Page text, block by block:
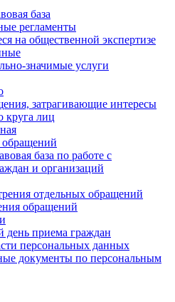
база
регламенты
на общественной экспертизе
значимые услуги
затрагивающие интересы
круга лиц
база по работе с
и организаций
отдельных обращений
обращений
день приема граждан
персональных данных
документы по персональным